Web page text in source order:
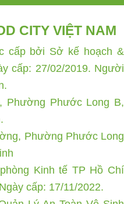
CITY VIỆT NAM
cấp bởi Sở kế hoạch &
cấp: 27/02/2019. Người
Phường Phước Long B,
Phường Phước Long
Kinh tế TP Hồ Chí
cấp: 17/11/2022.